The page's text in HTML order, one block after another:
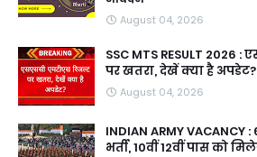
August 04, 2026
SSC MTS RESULT 2026
पर खतरा, देखें क्या है अपडेट?
August 04, 2026
INDIAN ARMY VACANCY
भर्ती, 10वीं 12वीं पास को